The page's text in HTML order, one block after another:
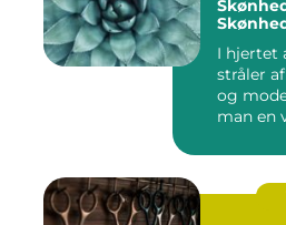
I hjertet
stråler
og
man en